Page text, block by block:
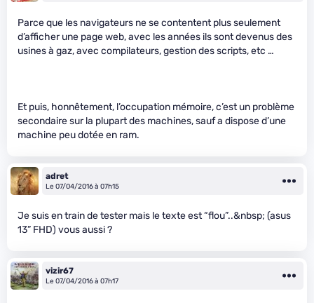
Parce que les navigateurs ne se contentent plus seulement
d’afficher une page web, avec les années ils sont devenus des
usines à gaz, avec compilateurs, gestion des scripts, etc …
Et puis, honnêtement, l’occupation mémoire, c’est un problème
secondaire sur la plupart des machines, sauf a dispose d’une
machine peu dotée en ram.
adret
Le 07/04/2016 à 07h15
Je suis en train de tester mais le texte est “flou”..&nbsp; (asus
13” FHD) vous aussi ?
vizir67
Le 07/04/2016 à 07h17